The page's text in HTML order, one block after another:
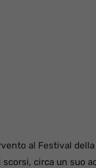
al Festival
circa un suo